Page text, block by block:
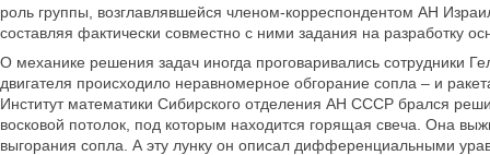
роль группы, возглавлявшейся членом-корреспондентом АН
составляя фактически совместно с ними задания на разработку
О механике решения задач иногда проговаривались сотрудники
двигателя происходило неравномерное обгорание сопла – и
Институт математики Сибирского отделения АН СССР брался
восковой потолок, под которым находится горящая свеча. Она
выгорания сопла. А эту лунку он описал дифференциальными